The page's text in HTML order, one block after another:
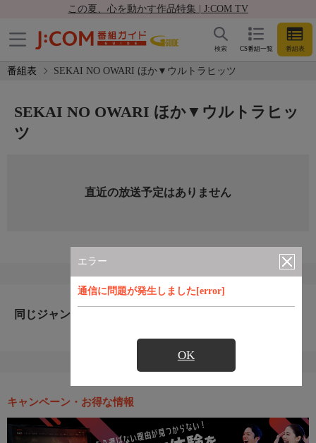
この夏、心を動かす作品特集 | J:COM TV
CS番組一覧 番組表
検索
番組表 SEKAI NO OWARI ほか▼ウルトラヒッツ
エラー
通信に問題が発生しました[error]
OK
SEKAI NO OWARI ほか▼ウルトラヒッ
ツ
直近の放送予定はありません
同じジャンルのおすすめ番組
キャンペーン・お得な情報